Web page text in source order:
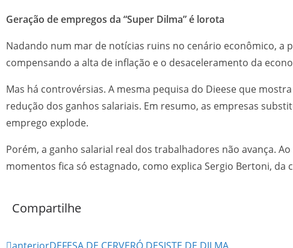
Geração de empregos da “Super Dilma” é lorota
Nadando num mar de notícias ruins no cenário econômico, a
compensando a alta de inflação e o desaceleramento da
Mas há controvérsias. A mesma pequisa do Dieese que
redução dos ganhos salariais. Em resumo, as empresas
emprego explode.
Porém, a ganho salarial real dos trabalhadores não avança.
momentos fica só estagnado, como explica Sergio Bertoni, da
Compartilhe